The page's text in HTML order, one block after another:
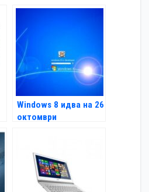
таблети
Windows 8 идва на 26
октомври